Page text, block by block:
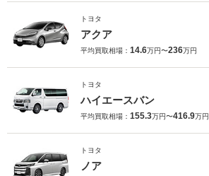
トヨタ
アクア
平均買取相場： 14.6万円〜236万円
トヨタ
ハイエースバン
平均買取相場： 155.3万円〜416.9万円
トヨタ
ノア